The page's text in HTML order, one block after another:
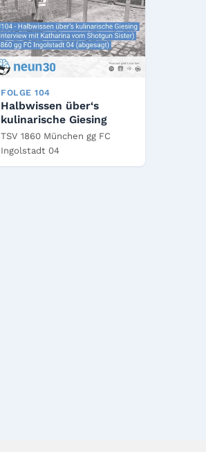
FOLGE 104
Halbwissen über‘s
kulinarische Giesing
TSV 1860 München gg FC
Ingolstadt 04